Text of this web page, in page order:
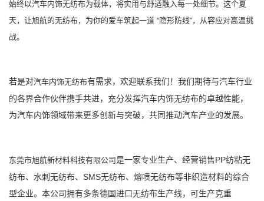
始终以汽车内饰无纺布为载体，将实用与舒适融入每一处细节。这个夏
天，让旭航的无纺布，为你的爱车筑起一道 “隐形防线”，从容应对高温挑
战。
若是对汽车内饰无纺布有需求，欢迎联系我们！我们期待与汽车行业
的各界合作伙伴携手共进，充分发挥汽车内饰无纺布的卓越性能，
为汽车内饰领域带来更多创新与突破，共同推动汽车产业的发展。
东莞市旭航新材料科技有限公司是一家专业生产、经营销售PP纺粘无
纺布、水刺无纺布、SMS无纺布、熔喷无纺布等非织造材料的综合
型企业。本公司拥有多条德国进口无纺布生产线，可生产克重